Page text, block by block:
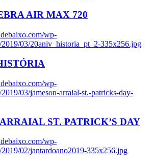
AIR MAX 720
wp-
2019/03/20aniv_historia_pt_2-335x256.jpg
wp-
03/jameson-arraial-st.-patricks-day-
ST. PATRICK’S DAY
wp-
02/jantardoano2019-335x256.jpg